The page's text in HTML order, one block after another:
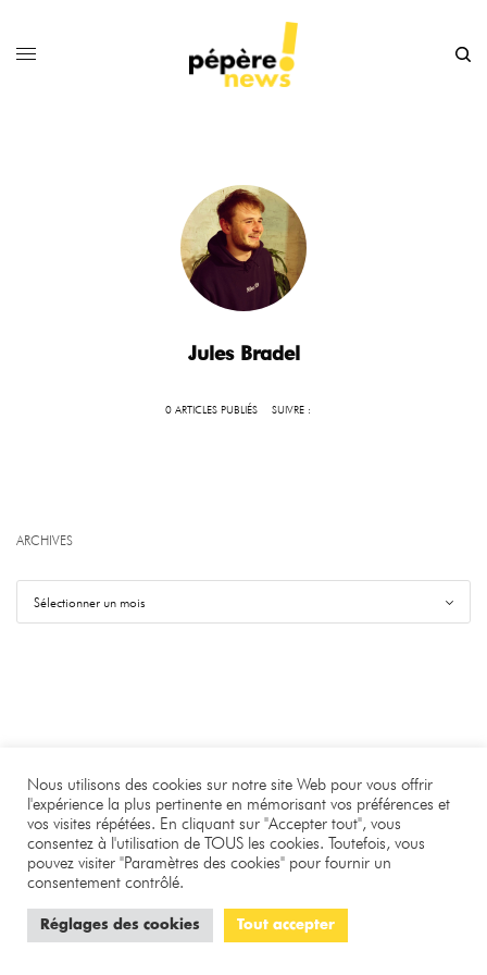
Jules Bradel
0 ARTICLES PUBLIÉS SUIVRE :
ARCHIVES
© Benjamin Bourgeois .
À PROPOS LA RÉDACTION
CONFIDENTIALITÉ MENTIONS LÉGALES
Nous utilisons des cookies sur notre site Web pour vous offrir
l'expérience la plus pertinente en mémorisant vos préférences et
vos visites répétées. En cliquant sur "Accepter tout", vous
consentez à l'utilisation de TOUS les cookies. Toutefois, vous
pouvez visiter "Paramètres des cookies" pour fournir un
consentement contrôlé.
Réglages des cookies Tout accepter